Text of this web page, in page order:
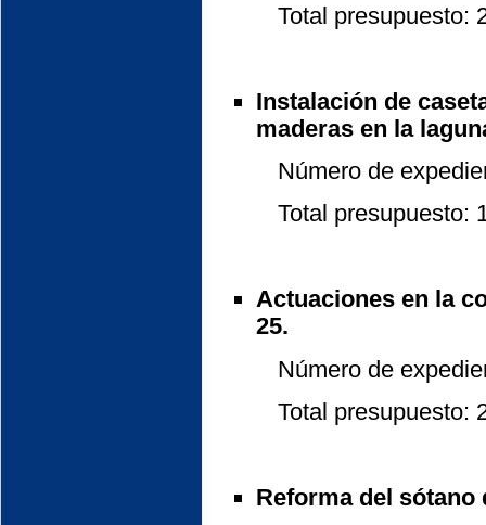
Total presupuesto:
Instalación de
maderas en la
Número de
Total presupuesto:
Actuaciones en la
25.
Número de
Total presupuesto:
Reforma del sótano